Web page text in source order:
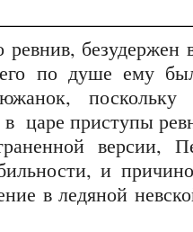
безудержен
по душе ему
в царе приступы
и
в ледяной